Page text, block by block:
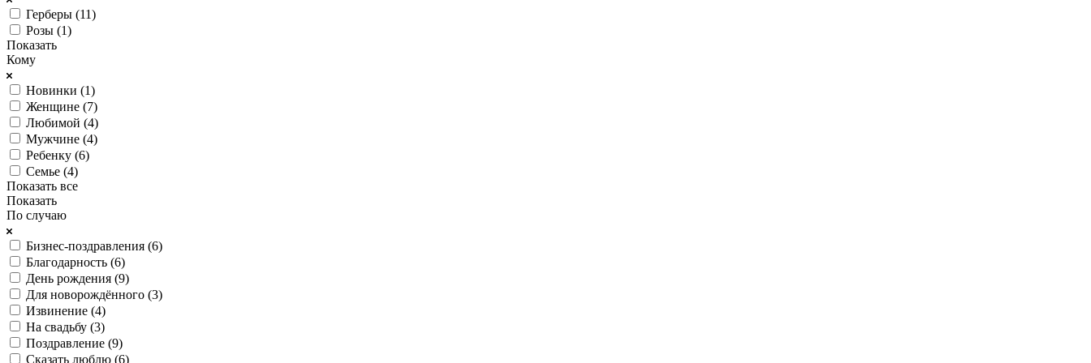
Герберы (11)
Розы (1)
Показать
Кому
Новинки (1)
Женщине (7)
Любимой (4)
Мужчине (4)
Ребенку (6)
Семье (4)
Показать все
Показать
По случаю
Бизнес-поздравления (6)
Благодарность (6)
День рождения (9)
Для новорождённого (3)
Извинение (4)
На свадьбу (3)
Поздравление (9)
Сказать люблю (6)